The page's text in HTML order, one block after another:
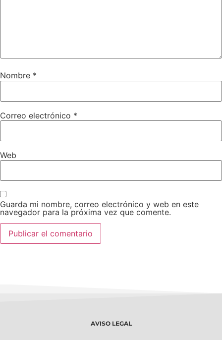
Nombre *
Correo electrónico *
Web
Guarda mi nombre, correo electrónico y web en este
navegador para la próxima vez que comente.
AVISO LEGAL